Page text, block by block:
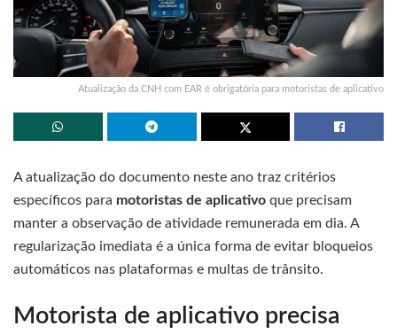
Atualização da CNH com EAR é obrigatória para motoristas de aplicativo
A atualização do documento neste ano traz critérios
específicos para motoristas de aplicativo que precisam
manter a observação de atividade remunerada em dia. A
regularização imediata é a única forma de evitar bloqueios
automáticos nas plataformas e multas de trânsito.
Motorista de aplicativo precisa